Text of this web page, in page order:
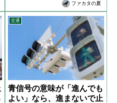
ファカタの夏
交通
青信号の意味が「進んでも
よい」なら、進まないで止